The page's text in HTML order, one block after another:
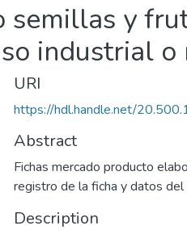
semillas y
industrial o
URI
https://hdl.handle.net/
Abstract
Fichas mercado producto
registro de la ficha y datos
Description